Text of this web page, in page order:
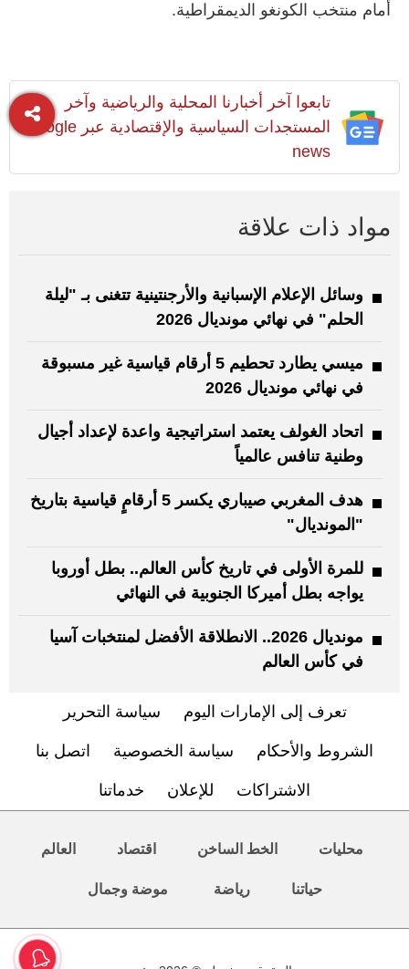
أمام منتخب الكونغو الديمقراطية.
تابعوا آخر أخبارنا المحلية والرياضية وآخر
المستجدات السياسية والإقتصادية عبر Google
news
مواد ذات علاقة
وسائل الإعلام الإسبانية والأرجنتينية تتغنى بـ "ليلة
الحلم" في نهائي مونديال 2026
ميسي يطارد تحطيم 5 أرقام قياسية غير مسبوقة
في نهائي مونديال 2026
اتحاد الغولف يعتمد استراتيجية واعدة لإعداد أجيال
وطنية تنافس عالمياً
هدف المغربي صيباري يكسر 5 أرقامٍ قياسية بتاريخ
"المونديال"
للمرة الأولى في تاريخ كأس العالم.. بطل أوروبا
يواجه بطل أميركا الجنوبية في النهائي
مونديال 2026.. الانطلاقة الأفضل لمنتخبات آسيا
في كأس العالم
تعرف إلى الإمارات اليوم سياسة التحرير
الشروط والأحكام سياسة الخصوصية اتصل بنا
الاشتراكات للإعلان خدماتنا
محليات الخط الساخن اقتصاد العالم
حياتنا رياضة موضة وجمال